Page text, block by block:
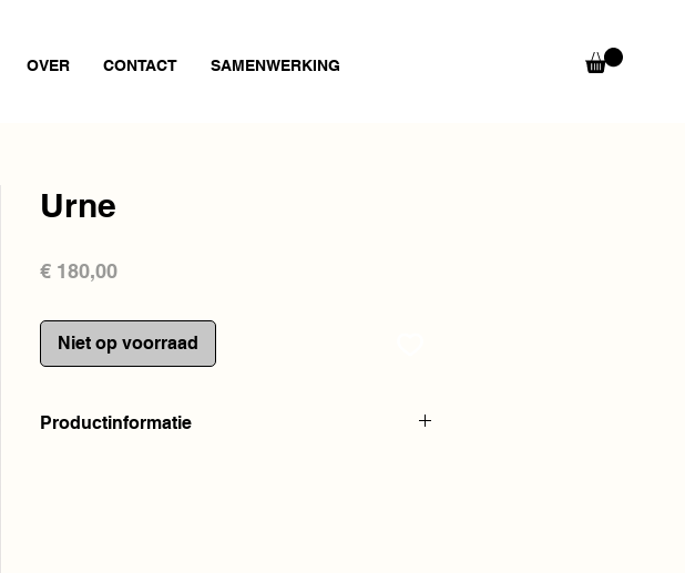
OVER CONTACT SAMENWERKING
Urne
€ 180,00Prijs
Niet op voorraad
Productinformatie